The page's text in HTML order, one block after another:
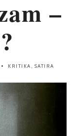
–
KRITIKA , SATIRA